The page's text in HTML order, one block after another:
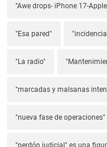
"Awe drops- iPhone 17-
"Esa pared"
"La radio"
"marcadas y malsanas
"nueva fase de operaciones"
"perdón judicial" es una